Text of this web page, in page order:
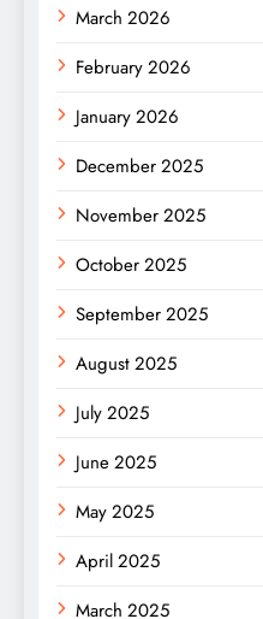
March 2026
February 2026
January 2026
December 2025
November 2025
October 2025
September 2025
August 2025
July 2025
June 2025
May 2025
April 2025
March 2025